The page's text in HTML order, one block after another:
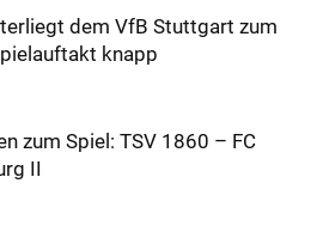
dem VfB Stuttgart zum
knapp
zum Spiel: TSV 1860 – FC
II